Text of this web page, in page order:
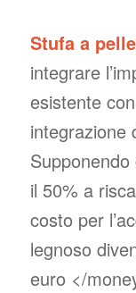
Stufa a
integrare
esistente
integrazione
il 50% a
costo per
legnoso
euro </